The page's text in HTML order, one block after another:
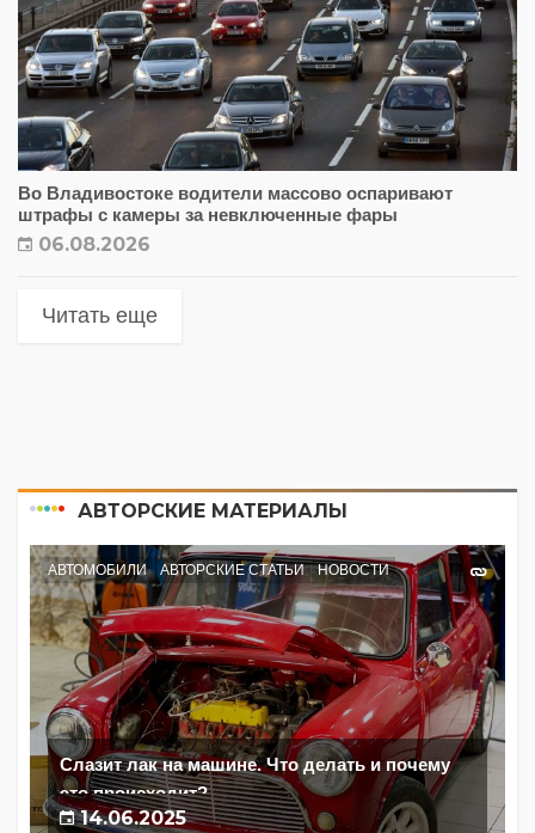
Во Владивостоке водители массово оспаривают
штрафы с камеры за невключенные фары
06.08.2026
Читать еще
АВТОРСКИЕ МАТЕРИАЛЫ
АВТОМОБИЛИ АВТОРСКИЕ СТАТЬИ НОВОСТИ
Слазит лак на машине. Что делать и почему
это происходит?
14.06.2025